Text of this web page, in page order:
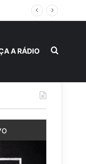
A RÁDIO